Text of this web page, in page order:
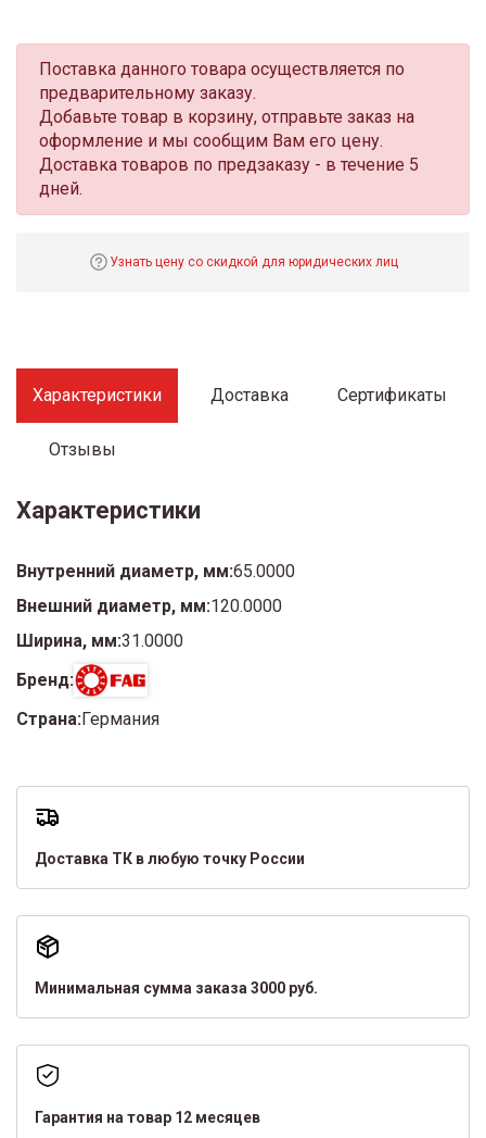
Поставка данного товара осуществляется по
предварительному заказу.
Добавьте товар в корзину, отправьте заказ на
оформление и мы сообщим Вам его цену.
Доставка товаров по предзаказу - в течение 5
дней.
Узнать цену со скидкой для юридических лиц
Характеристики Доставка Сертификаты
Отзывы
Характеристики
Внутренний диаметр, мм:65.0000
Внешний диаметр, мм:120.0000
Ширина, мм:31.0000
Бренд:
Страна:Германия
Доставка ТК в любую точку России
Минимальная сумма заказа 3000 руб.
Гарантия на товар 12 месяцев